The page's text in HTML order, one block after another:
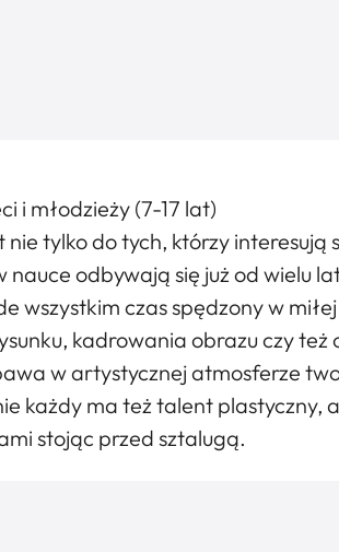
i młodzieży (7-17 lat)
tylko do tych, którzy interesują
odbywają się już od wielu
wszystkim czas spędzony w
kadrowania obrazu czy
w artystycznej atmosferze
każdy ma też talent plastyczny,
stojąc przed sztalugą.